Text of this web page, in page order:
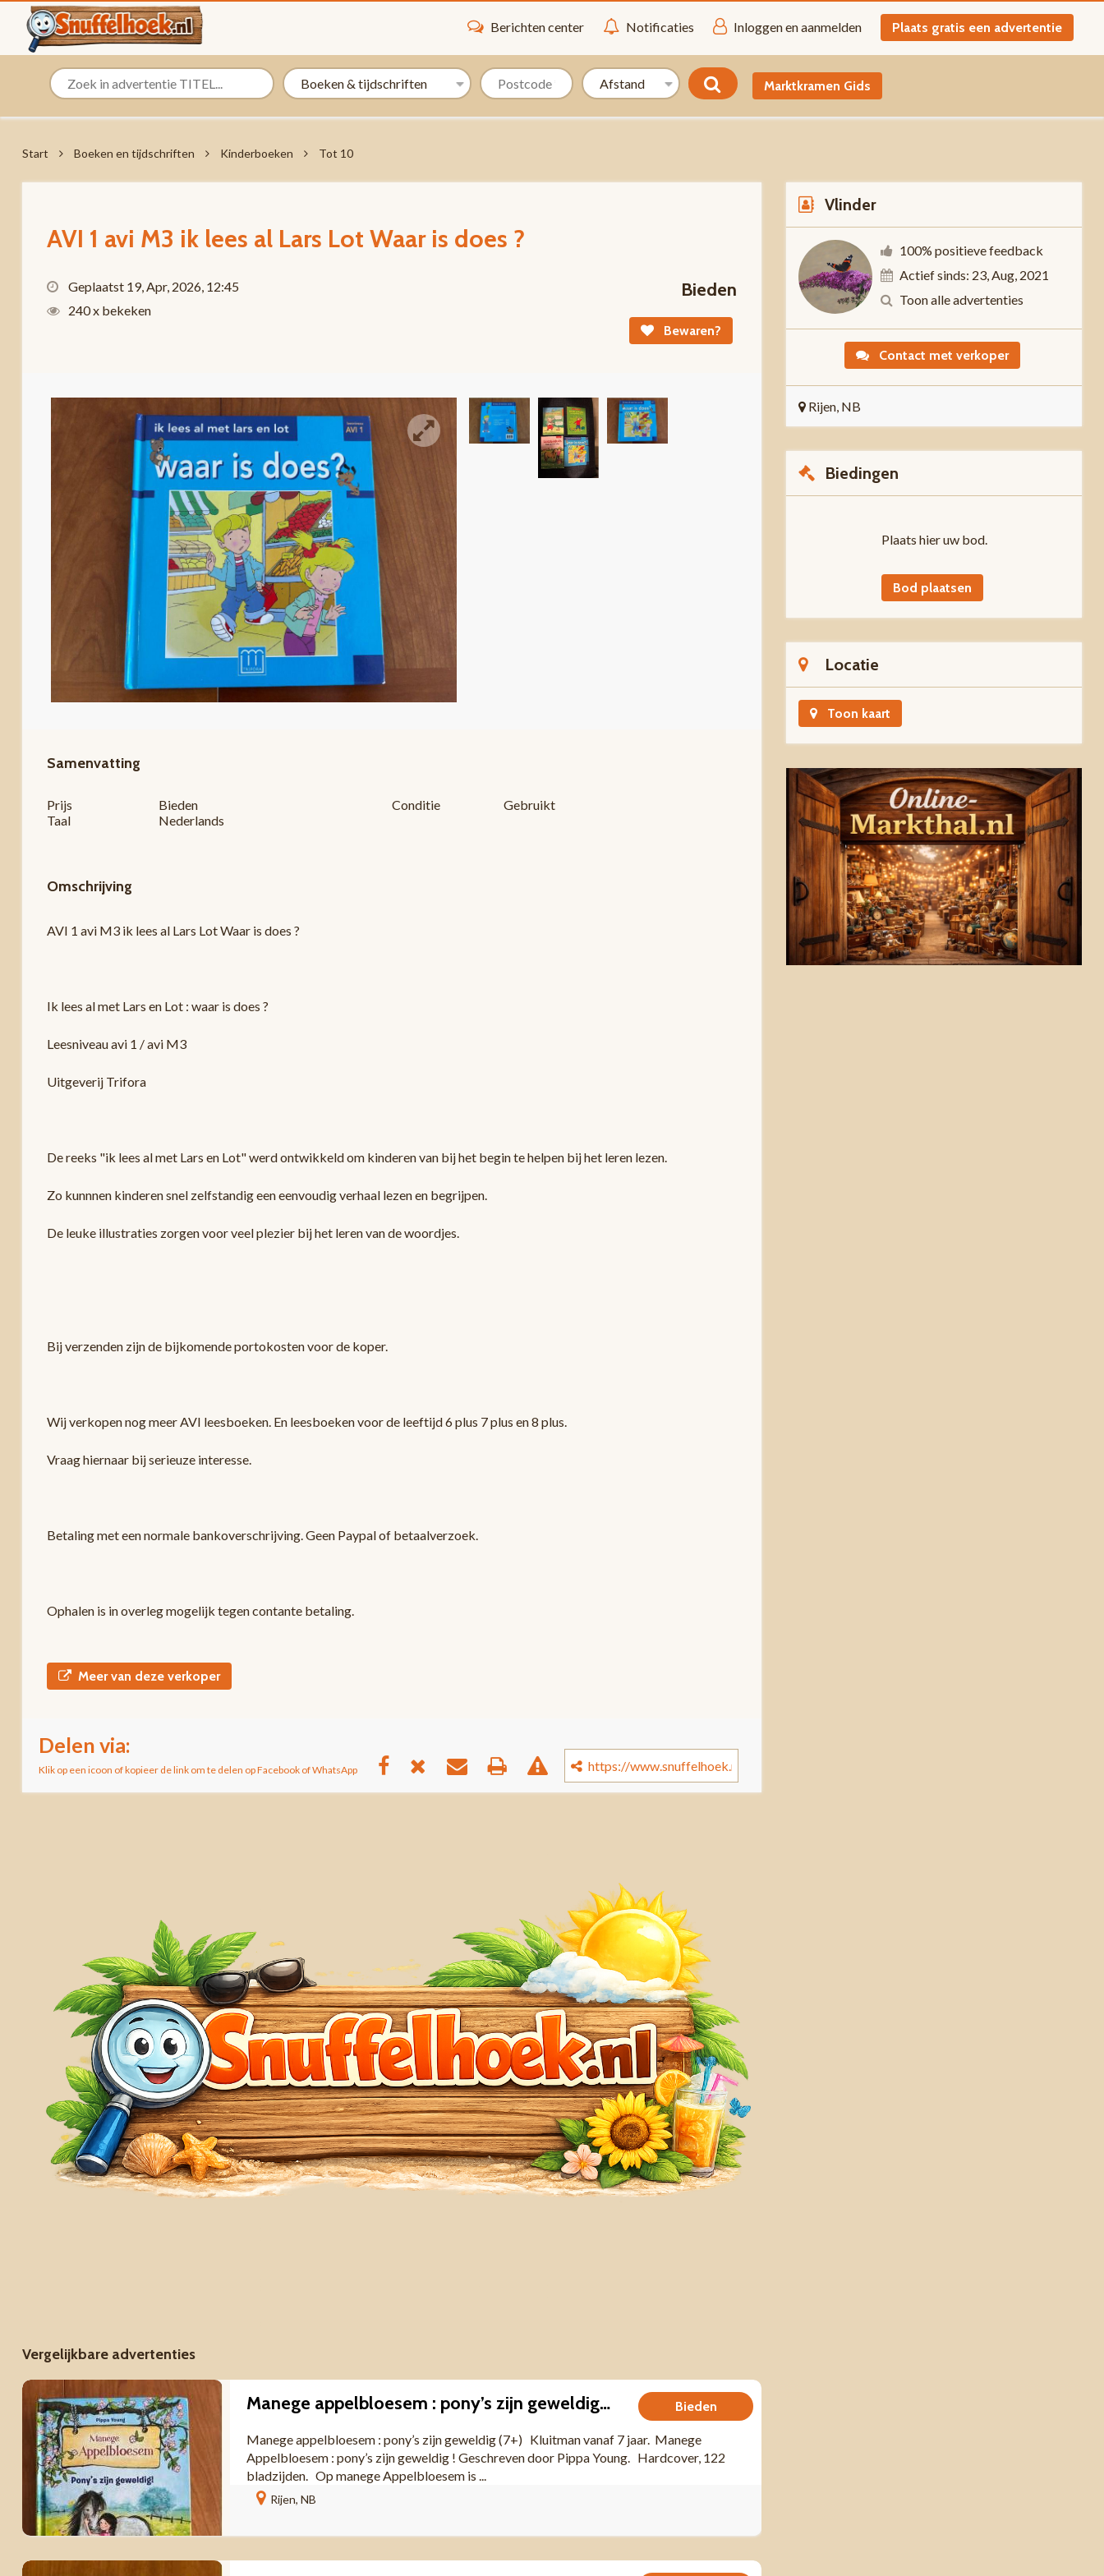
Berichten center Notificaties Inloggen en aanmelden Plaats gratis een advertentie
Marktkramen Gids
Start Boeken en tijdschriften Kinderboeken Tot 10
AVI 1 avi M3 ik lees al Lars Lot Waar is does ?
Geplaatst 19, Apr, 2026, 12:45
240 x bekeken
Bieden
Bewaren?
Samenvatting
Prijs Bieden Conditie
Gebruikt
Taal
Nederlands
Omschrijving
AVI 1 avi M3 ik lees al Lars Lot Waar is does ?
Ik lees al met Lars en Lot : waar is does ?
Leesniveau avi 1 / avi M3
Uitgeverij Trifora
De reeks "ik lees al met Lars en Lot" werd ontwikkeld om kinderen van bij het begin te helpen bij het leren lezen.
Zo kunnnen kinderen snel zelfstandig een eenvoudig verhaal lezen en begrijpen.
De leuke illustraties zorgen voor veel plezier bij het leren van de woordjes.
Bij verzenden zijn de bijkomende portokosten voor de koper.
Wij verkopen nog meer AVI leesboeken. En leesboeken voor de leeftijd 6 plus 7 plus en 8 plus.
Vraag hiernaar bij serieuze interesse.
Betaling met een normale bankoverschrijving. Geen Paypal of betaalverzoek.
Ophalen is in overleg mogelijk tegen contante betaling.
Meer van deze verkoper
Delen via:
Klik op een icoon of kopieer de link om te delen op Facebook of WhatsApp
Vlinder
100% positieve feedback
Actief sinds: 23, Aug, 2021
Toon alle advertenties
Contact met verkoper
Rijen, NB
Biedingen
Plaats hier uw bod.
Bod plaatsen
Locatie
Toon kaart
Vergelijkbare advertenties
Bieden
Manege appelbloesem : pony’s zijn geweldig (7+)
Manege appelbloesem : pony’s zijn geweldig (7+) Kluitman vanaf 7 jaar. Manege
Appelbloesem : pony’s zijn geweldig ! Geschreven door Pippa Young. Hardcover, 122
bladzijden. Op manege Appelbloesem is ...
Rijen, NB